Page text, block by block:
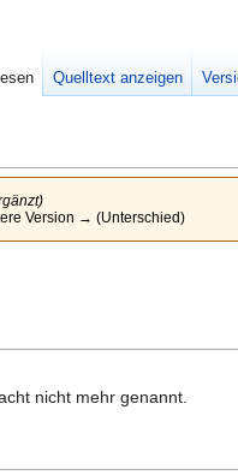
Version → (Unterschied)
nicht mehr genannt.
Quelltext anzeigen